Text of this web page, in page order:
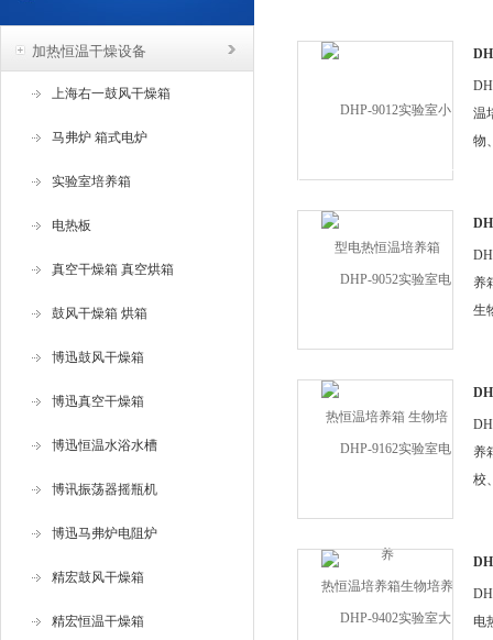
加热恒温干燥设备
上海右一鼓风干燥箱
马弗炉 箱式电炉
实验室培养箱
电热板
真空干燥箱 真空烘箱
鼓风干燥箱 烘箱
博迅鼓风干燥箱
博迅真空干燥箱
博迅恒温水浴水槽
博讯振荡器摇瓶机
博迅马弗炉电阻炉
精宏鼓风干燥箱
精宏恒温干燥箱
温
温
物
养
养
生
养
养
校
电
电